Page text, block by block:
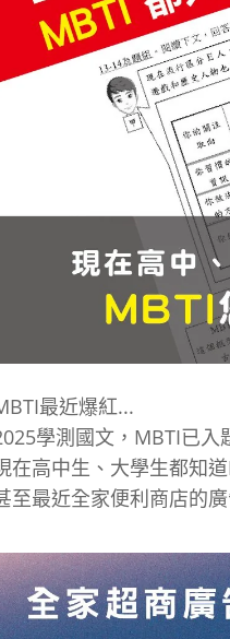
最近爆紅...
學測國文，MBTI已入
在高中生、大學生都知
至最近全家便利商店的